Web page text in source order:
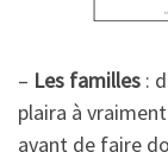
– Les familles :
plaira à
avant de faire